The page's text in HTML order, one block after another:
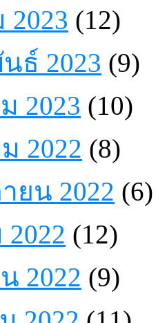
(12)
ธ์ 2023 (9)
2023 (10)
2022 (8)
ยน 2022 (6)
(12)
2022 (9)